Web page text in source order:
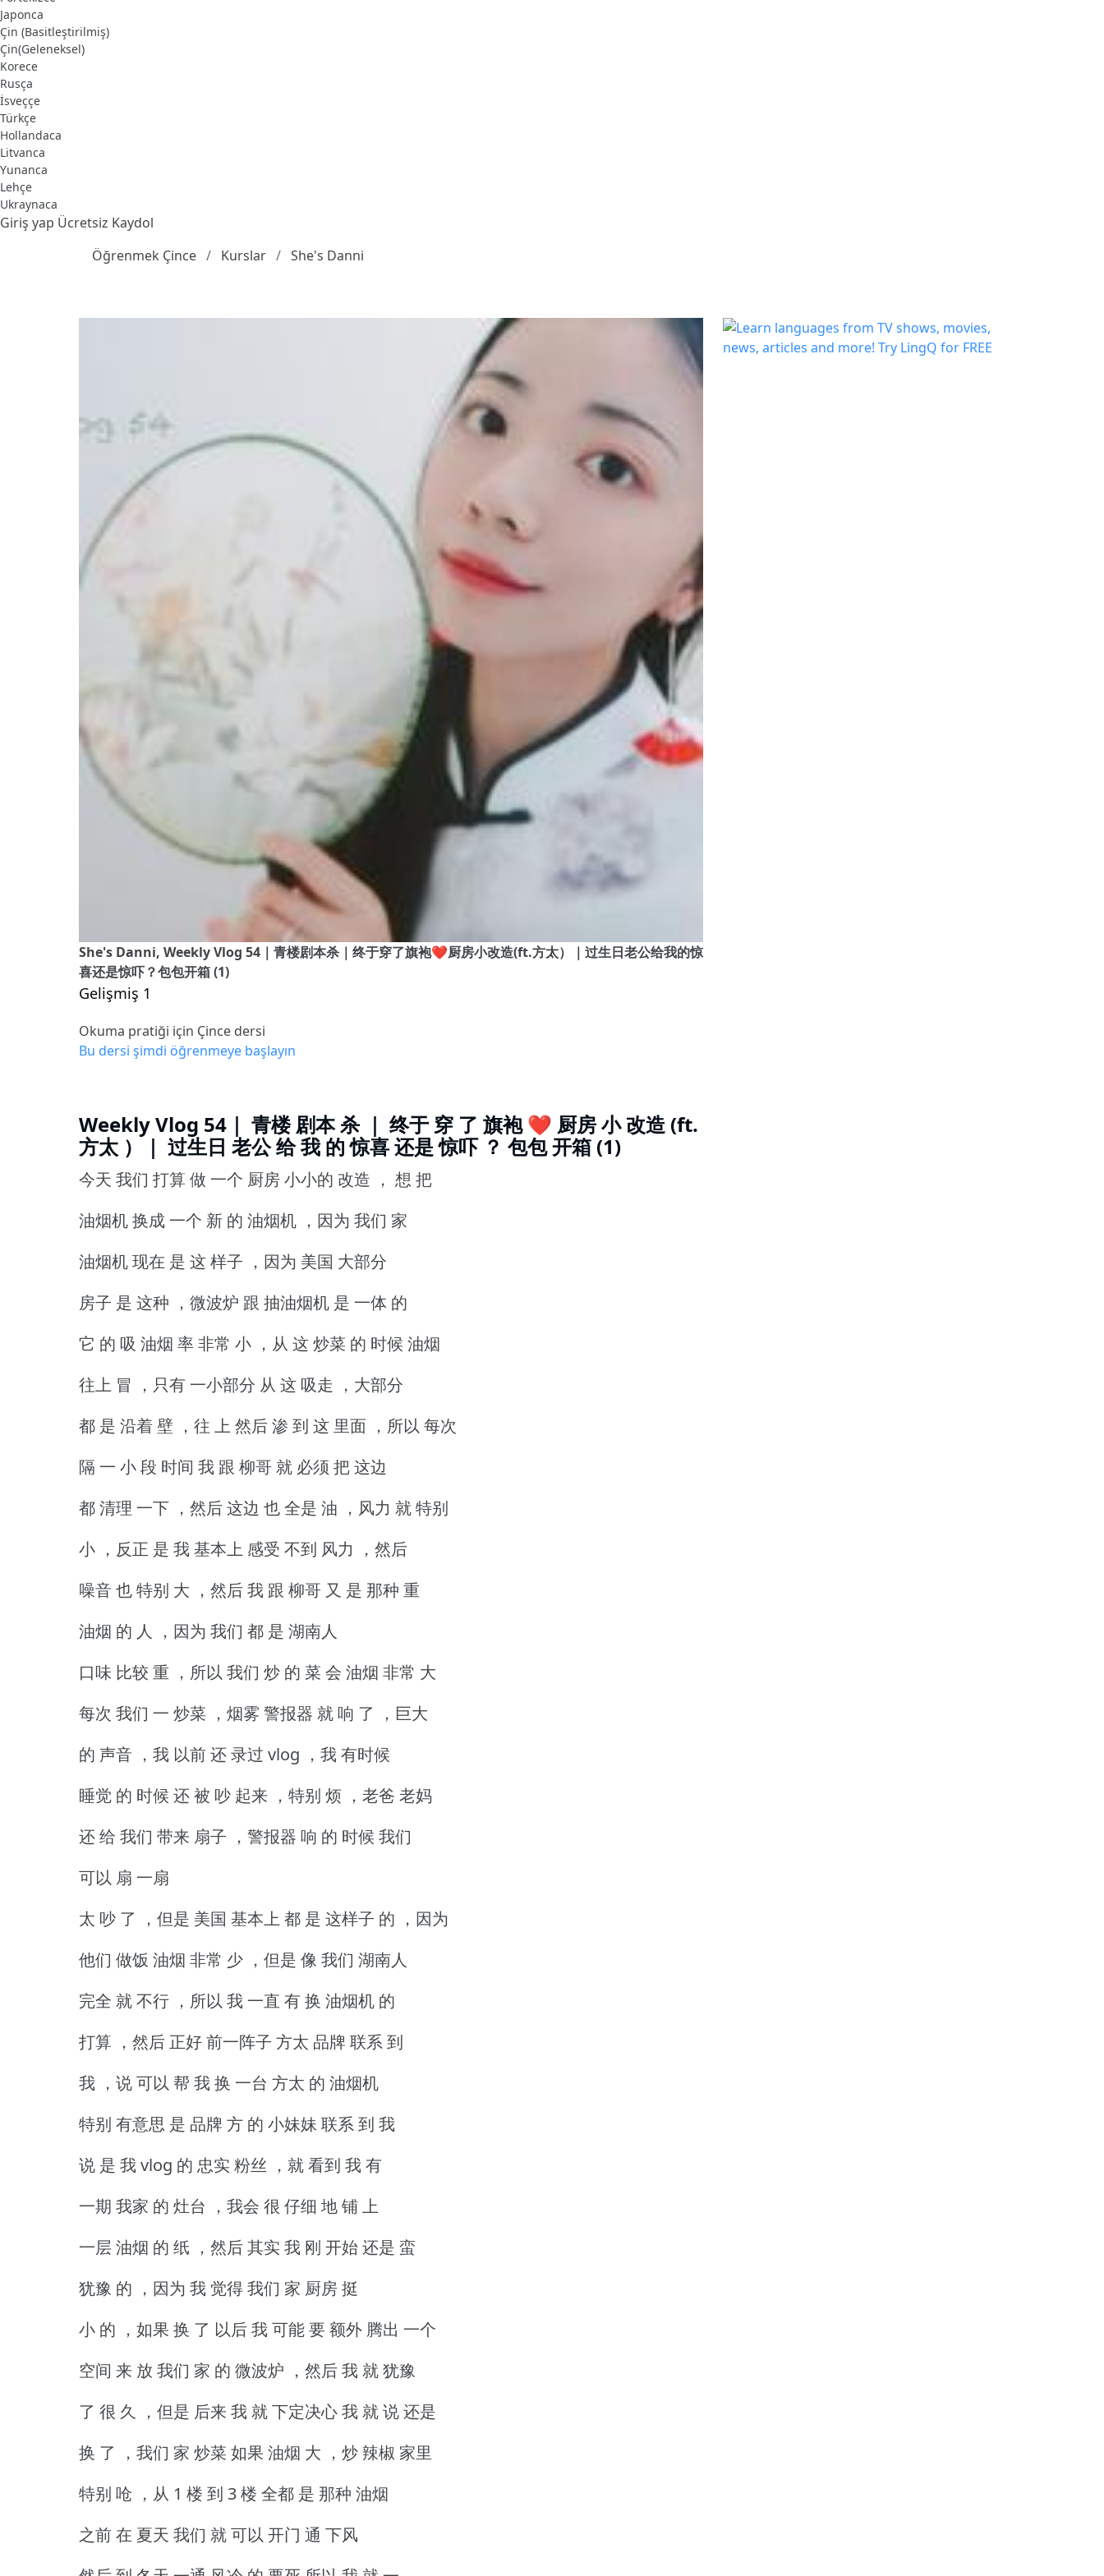
Japonca
Çin (Basitleştirilmiş)
Çin(Geleneksel)
Korece
Rusça
İsveççe
Türkçe
Hollandaca
Litvanca
Yunanca
Lehçe
Ukraynaca
Giriş yap Ücretsiz Kaydol
Öğrenmek Çince
Kurslar She's Danni
She's Danni, Weekly Vlog 54｜青楼剧本杀｜终于穿了旗袍❤️厨房小改造(ft.方太）｜过生日老公给我的惊
喜还是惊吓？包包开箱 (1)
Gelişmiş 1
Okuma pratiği için Çince dersi
Bu dersi şimdi öğrenmeye başlayın
Weekly Vlog 54｜ 青楼 剧本 杀 ｜ 终于 穿 了 旗袍 ❤️ 厨房 小 改造 (ft.
方太 ）｜ 过生日 老公 给 我 的 惊喜 还是 惊吓 ？ 包包 开箱 (1)
今天 我们 打算 做 一个 厨房 小小的 改造 ， 想 把
油烟机 换成 一个 新 的 油烟机 ，因为 我们 家
油烟机 现在 是 这 样子 ，因为 美国 大部分
房子 是 这种 ，微波炉 跟 抽油烟机 是 一体 的
它 的 吸 油烟 率 非常 小 ，从 这 炒菜 的 时候 油烟
往上 冒 ，只有 一小部分 从 这 吸走 ，大部分
都 是 沿着 壁 ，往 上 然后 渗 到 这 里面 ，所以 每次
隔 一 小 段 时间 我 跟 柳哥 就 必须 把 这边
都 清理 一下 ，然后 这边 也 全是 油 ，风力 就 特别
小 ，反正 是 我 基本上 感受 不到 风力 ，然后
噪音 也 特别 大 ，然后 我 跟 柳哥 又 是 那种 重
油烟 的 人 ，因为 我们 都 是 湖南人
口味 比较 重 ，所以 我们 炒 的 菜 会 油烟 非常 大
每次 我们 一 炒菜 ，烟雾 警报器 就 响 了 ，巨大
的 声音 ，我 以前 还 录过 vlog ，我 有时候
睡觉 的 时候 还 被 吵 起来 ，特别 烦 ，老爸 老妈
还 给 我们 带来 扇子 ，警报器 响 的 时候 我们
可以 扇 一扇
太 吵 了 ，但是 美国 基本上 都 是 这样子 的 ，因为
他们 做饭 油烟 非常 少 ，但是 像 我们 湖南人
完全 就 不行 ，所以 我 一直 有 换 油烟机 的
打算 ，然后 正好 前一阵子 方太 品牌 联系 到
我 ，说 可以 帮 我 换 一台 方太 的 油烟机
特别 有意思 是 品牌 方 的 小妹妹 联系 到 我
说 是 我 vlog 的 忠实 粉丝 ，就 看到 我 有
一期 我家 的 灶台 ，我会 很 仔细 地 铺 上
一层 油烟 的 纸 ，然后 其实 我 刚 开始 还是 蛮
犹豫 的 ，因为 我 觉得 我们 家 厨房 挺
小 的 ，如果 换 了 以后 我 可能 要 额外 腾出 一个
空间 来 放 我们 家 的 微波炉 ，然后 我 就 犹豫
了 很 久 ，但是 后来 我 就 下定决心 我 就 说 还是
换 了 ，我们 家 炒菜 如果 油烟 大 ，炒 辣椒 家里
特别 呛 ，从 1 楼 到 3 楼 全都 是 那种 油烟
之前 在 夏天 我们 就 可以 开门 通 下风